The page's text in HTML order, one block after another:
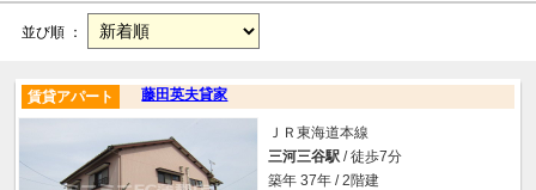
並び順 ：
藤田英夫貸家
賃貸アパート
ＪＲ東海道本線
三河三谷駅 / 徒歩7分
築年 37年 / 2階建